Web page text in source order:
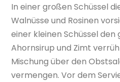
In einer großen Schüssel
Walnüsse und Rosinen
einer kleinen Schüssel
Ahornsirup und Zimt
Mischung über den
vermengen. Vor dem